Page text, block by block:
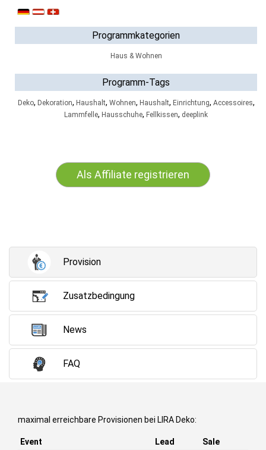
Programmkategorien
Haus & Wohnen
Programm-Tags
Deko, Dekoration, Haushalt, Wohnen, Haushalt, Einrichtung, Accessoires,
Lammfelle, Hausschuhe, Fellkissen, deeplink
Als Affiliate registrieren
Provision
Zusatzbedingung
News
FAQ
maximal erreichbare Provisionen bei LIRA Deko:
Event Lead
Sale